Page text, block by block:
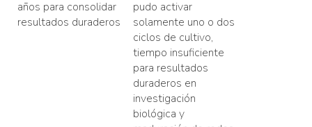
años para consolidar
resultados duraderos
pudo activar
solamente uno o dos
ciclos de cultivo,
tiempo insuficiente
para resultados
duraderos en
investigación
biológica y